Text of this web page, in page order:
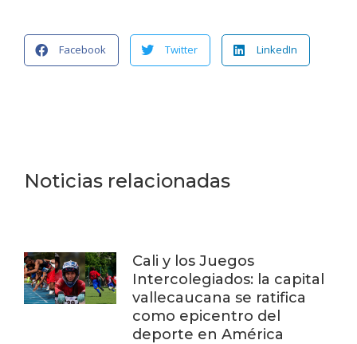
Facebook Twitter LinkedIn
Noticias relacionadas
Cali y los Juegos
Intercolegiados: la capital
vallecaucana se ratifica
como epicentro del
deporte en América